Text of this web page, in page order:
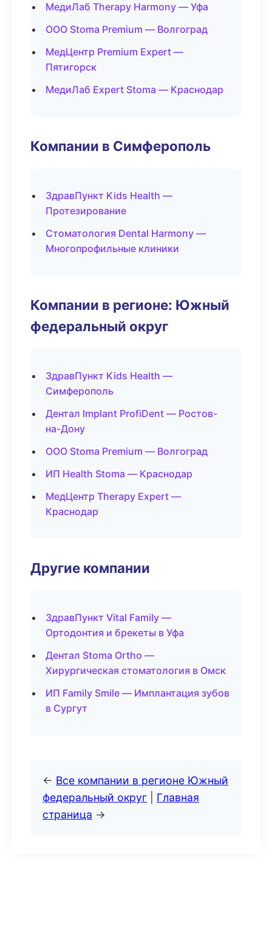
МедиЛаб Therapy Harmony — Уфа
ООО Stoma Premium — Волгоград
МедЦентр Premium Expert —
Пятигорск
МедиЛаб Expert Stoma — Краснодар
Компании в Симферополь
ЗдравПункт Kids Health —
Протезирование
Стоматология Dental Harmony —
Многопрофильные клиники
Компании в регионе: Южный
федеральный округ
ЗдравПункт Kids Health —
Симферополь
Дентал Implant ProfiDent — Ростов-
на-Дону
ООО Stoma Premium — Волгоград
ИП Health Stoma — Краснодар
МедЦентр Therapy Expert —
Краснодар
Другие компании
ЗдравПункт Vital Family —
Ортодонтия и брекеты в Уфа
Дентал Stoma Ortho —
Хирургическая стоматология в Омск
ИП Family Smile — Имплантация зубов
в Сургут
← Все компании в регионе Южный
федеральный округ
Главная
страница →